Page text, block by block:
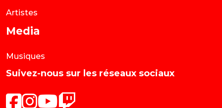
Artistes
Media
Musiques
Suivez-nous sur les réseaux sociaux